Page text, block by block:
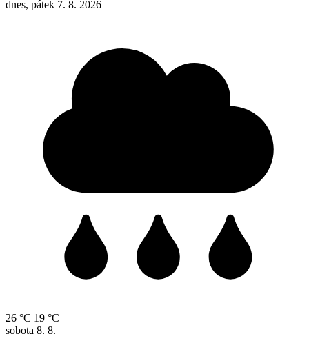
dnes, pátek 7. 8. 2026
26 °C 19 °C
sobota 8. 8.